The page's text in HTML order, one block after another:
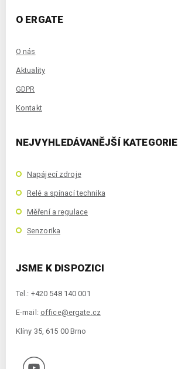
O ERGATE
O nás
Aktuality
GDPR
Kontakt
NEJVYHLEDÁVANĚJŠÍ KATEGORIE
Napájecí zdroje
Relé a spínací technika
Měření a regulace
Senzorika
JSME K DISPOZICI
Tel.: +420 548 140 001
E-mail: office@ergate.cz
Klíny 35, 615 00 Brno